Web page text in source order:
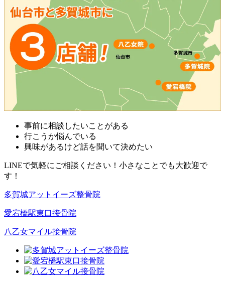
事前に相談したいことがある
行こうか悩んでいる
興味があるけど話を聞いて決めたい
LINEで気軽にご相談ください！小さなことでも大歓迎で
す！
多賀城アットイーズ整骨院
愛宕橋駅東口接骨院
八乙女マイル接骨院